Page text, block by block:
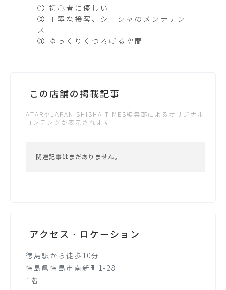
① 初心者に優しい
② 丁寧な接客、シーシャのメンテナン
ス
③ ゆっくりくつろげる空間
この店舗の掲載記事
ATARやJAPAN SHISHA TIMES編集部によるオリジナル
コンテンツが表示されます
関連記事はまだありません。
アクセス・ロケーション
徳島駅から徒歩10分
徳島県徳島市南新町1-28
1階